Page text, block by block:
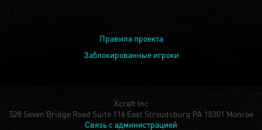
Правила проекта
Заблокированные игроки
Xcraft Inc
528 Seven Bridge Road Suite 116 East Stroudsburg PA 18301 Monroe
Связь с администрацией